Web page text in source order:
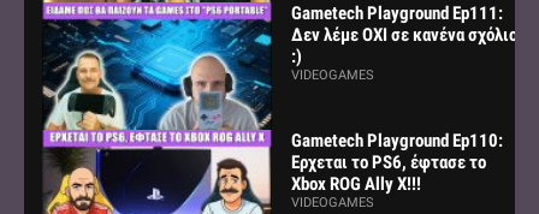
Gametech Playground Ep111:
Δεν λέμε ΟΧΙ σε κανένα σχόλιο
:)
VIDEOGAMES
Gametech Playground Ep110:
Ερχεται το PS6, έφτασε το
Xbox ROG Ally X!!!
VIDEOGAMES